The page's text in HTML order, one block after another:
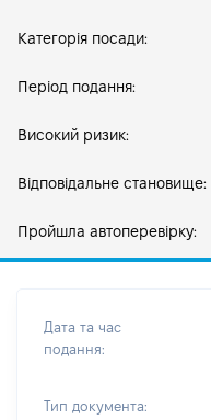
Категорія посади:
Період подання:
Високий ризик:
Відповідальне становище:
Пройшла автоперевірку:
Дата та час
подання:
Тип документа: